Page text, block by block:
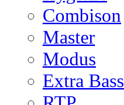
Combison
Master
Modus
Extra Bass